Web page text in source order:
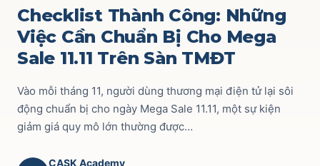
Impactful Trade Marketing Management
Data-driven Trade Marketing Excellence
Phân tích dữ liệu Trade Marketing
Route To Market Strategy
Trade Marketing 110
Route to Market 52
Commercial Finance 59
Liên hệ
Checklist Thành Công: Những
Việc Cần Chuẩn Bị Cho Mega
Sale 11.11 Trên Sàn TMĐT
Vào mỗi tháng 11, người dùng thương mại điện tử lại sôi
động chuẩn bị cho ngày Mega Sale 11.11, một sự kiện
giảm giá quy mô lớn thường được…
CASK Academy